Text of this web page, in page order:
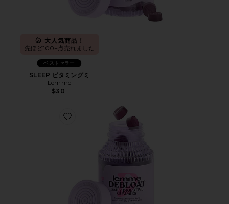
大人気商品！
先ほど100+点売れました
ベストセラー
SLEEP ビタミングミ
Lemme
$30
Favorite DEBLOAT ビタミングミ